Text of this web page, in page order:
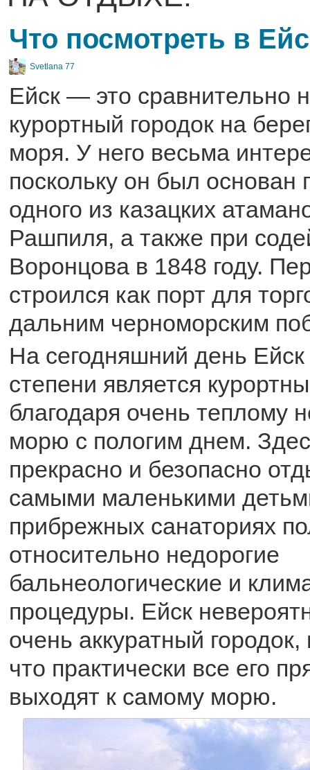
Что посмотреть в
Svetlana 77
Ейск — это сравнительно
курортный городок на
моря. У него весьма
поскольку он был основан
одного из казацких
Рашпиля, а также при
Воронцова в 1848 году.
строился как порт для
дальним черноморским
На сегодняшний день
степени является
благодаря очень теплому
морю с пологим днем.
прекрасно и безопасно
самыми маленькими
прибрежных санаториях
относительно недорогие
бальнеологические и
процедуры. Ейск
очень аккуратный
что практически все его
выходят к самому морю.